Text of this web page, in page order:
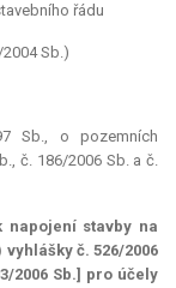
řádu
Sb.)
Sb., o pozemních
č. 186/2006 Sb. a č.
stavby na
č. 526/2006
2006 Sb.] pro účely